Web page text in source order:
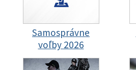
Samosprávne
voľby 2026